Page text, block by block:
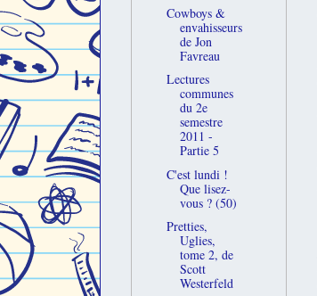
Cowboys &
envahisseurs
de Jon
Favreau
Lectures
communes
du 2e
semestre
2011 -
Partie 5
C'est lundi !
Que lisez-
vous ? (50)
Pretties,
Uglies,
tome 2, de
Scott
Westerfeld